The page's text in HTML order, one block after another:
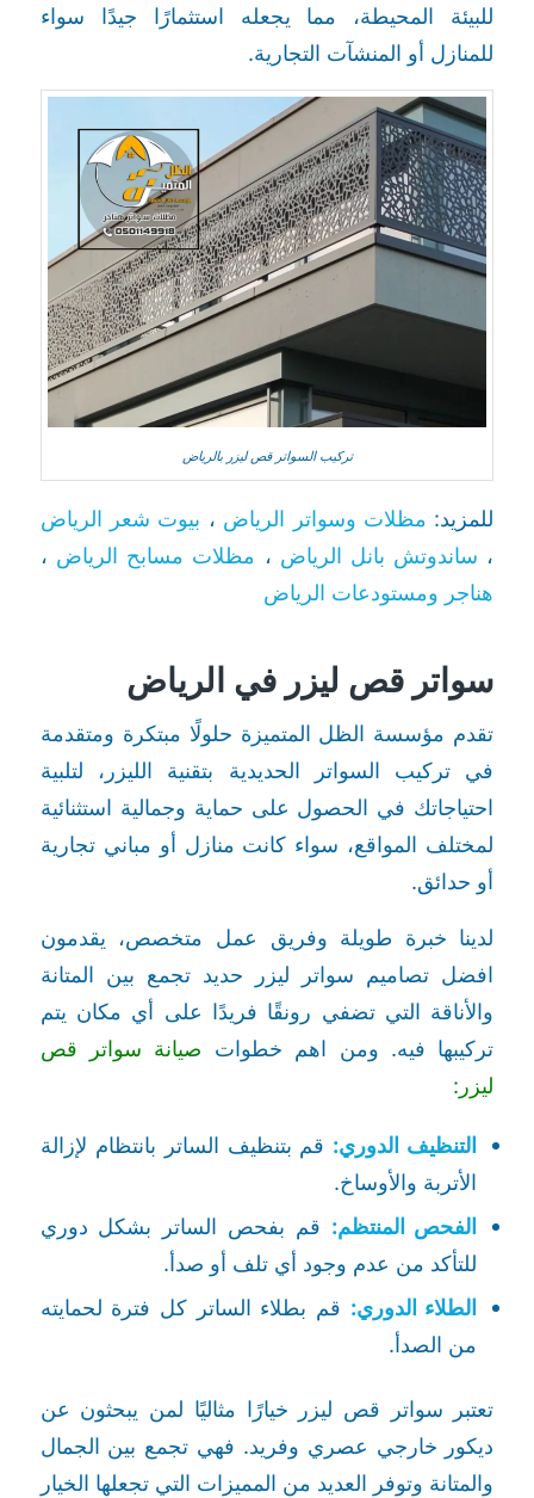
للبيئة المحيطة، مما يجعله استثمارًا جيدًا سواء
للمنازل أو المنشآت التجارية.
تركيب السواتر قص ليزر بالرياض
للمزيد: مظلات وسواتر الرياض ، بيوت شعر الرياض
، ساندوتش بانل الرياض ، مظلات مسابح الرياض ،
هناجر ومستودعات الرياض
سواتر قص ليزر في الرياض
تقدم مؤسسة الظل المتميزة حلولًا مبتكرة ومتقدمة
في تركيب السواتر الحديدية بتقنية الليزر، لتلبية
احتياجاتك في الحصول على حماية وجمالية استثنائية
لمختلف المواقع، سواء كانت منازل أو مباني تجارية
أو حدائق.
لدينا خبرة طويلة وفريق عمل متخصص، يقدمون
افضل تصاميم سواتر ليزر حديد تجمع بين المتانة
والأناقة التي تضفي رونقًا فريدًا على أي مكان يتم
تركيبها فيه. ومن اهم خطوات صيانة سواتر قص
ليزر:
التنظيف الدوري: قم بتنظيف الساتر بانتظام لإزالة
الأتربة والأوساخ.
الفحص المنتظم: قم بفحص الساتر بشكل دوري
للتأكد من عدم وجود أي تلف أو صدأ.
الطلاء الدوري: قم بطلاء الساتر كل فترة لحمايته
من الصدأ.
تعتبر سواتر قص ليزر خيارًا مثاليًا لمن يبحثون عن
ديكور خارجي عصري وفريد. فهي تجمع بين الجمال
والمتانة وتوفر العديد من المميزات التي تجعلها الخيار